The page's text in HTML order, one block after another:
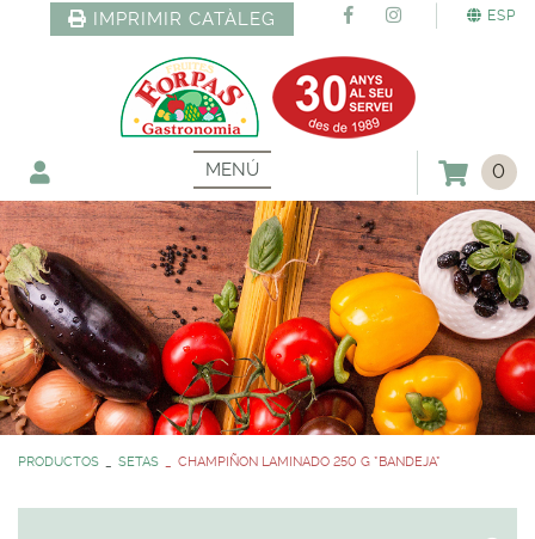
ESP
IMPRIMIR CATÀLEG
MENÚ 0
PRODUCTOS SETAS CHAMPIÑON LAMINADO 250 G *BANDEJA*